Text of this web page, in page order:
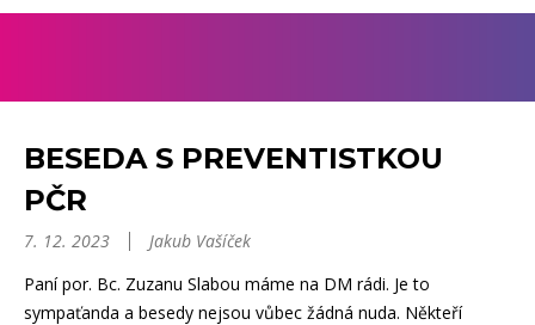
BESEDA S PREVENTISTKOU
PČR
7. 12. 2023
Jakub Vašíček
Paní por. Bc. Zuzanu Slabou máme na DM rádi. Je to
sympaťanda a besedy nejsou vůbec žádná nuda. Někteří